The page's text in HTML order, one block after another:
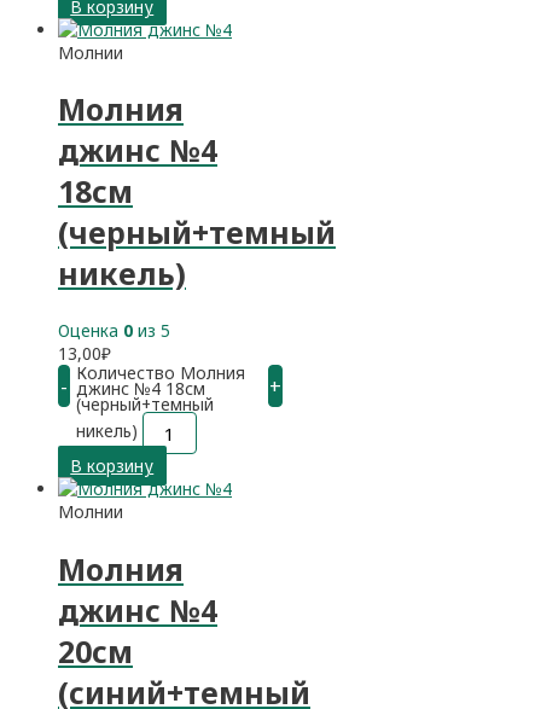
В корзину
Молнии
Молния
джинс №4
18см
(черный+темный
никель)
Оценка 0 из 5
13,00₽
- Количество Молния
джинс №4 18см
(черный+темный
никель)
+
В корзину
Молнии
Молния
джинс №4
20см
(синий+темный